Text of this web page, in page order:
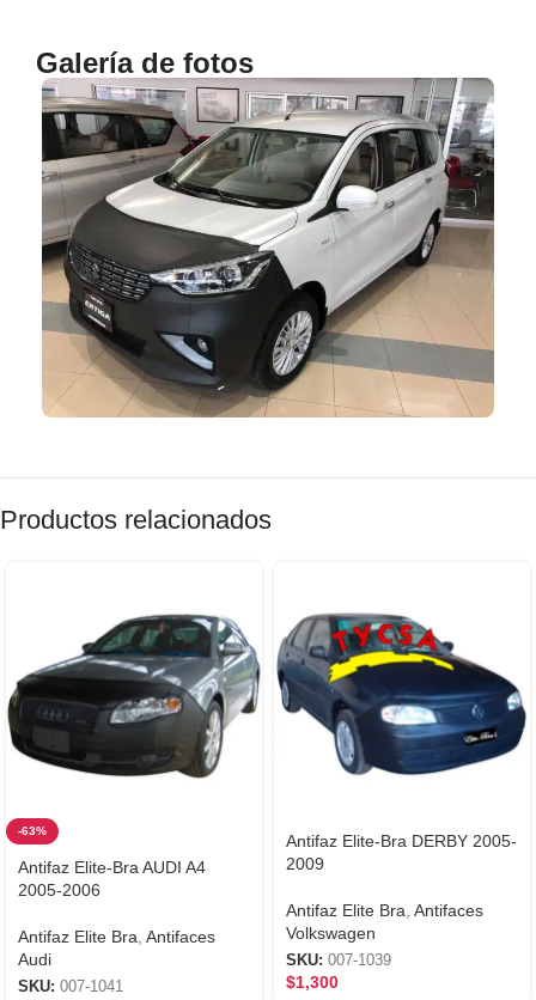
Galería de fotos
Productos relacionados
-63%
Antifaz Elite-Bra AUDI A4
2005-2006
Antifaz Elite Bra Antifaces
Audi
SKU: 007-1041
Antifaz Elite-Bra DERBY 2005-
2009
Antifaz Elite Bra Antifaces
Volkswagen
SKU: 007-1039
$1,300